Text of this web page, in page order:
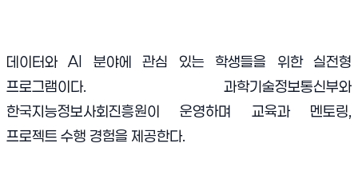
데이터와 AI 분야에 관심 있는 학생들을 위한 실전형
프로그램이다. 과학기술정보통신부와
한국지능정보사회진흥원이 운영하며 교육과 멘토링,
프로젝트 수행 경험을 제공한다.